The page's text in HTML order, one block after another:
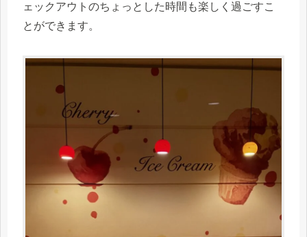
ェックアウトのちょっとした時間も楽しく過ごすこ
とができます。